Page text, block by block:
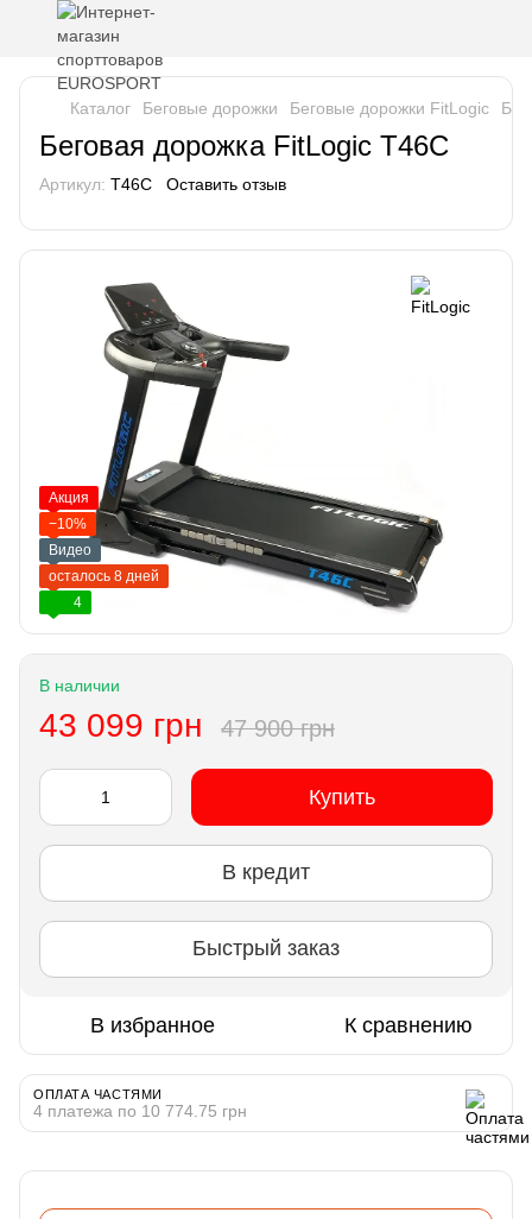
Каталог Беговые дорожки Беговые дорожки FitLogic
Беговая дорожка FitLogic T46C
Артикул: T46C Оставить отзыв
Акция
−10%
Видео
осталось 8 дней
4
В наличии
43 099 грн 47 900 грн
Купить
В кредит
Быстрый заказ
В избранное К сравнению
ОПЛАТА ЧАСТЯМИ
4 платежа по 10 774.75 грн